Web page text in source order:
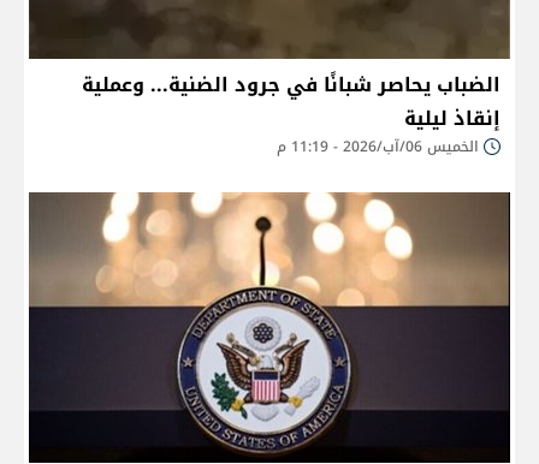
الضباب يحاصر شبانًا في جرود الضنية... وعملية
إنقاذ ليلية
الخميس 06/آب/2026 - 11:19 م